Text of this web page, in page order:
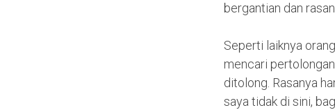
bergantian dan
Seperti laiknya
mencari
ditolong. Rasanya
saya tidak di sini,